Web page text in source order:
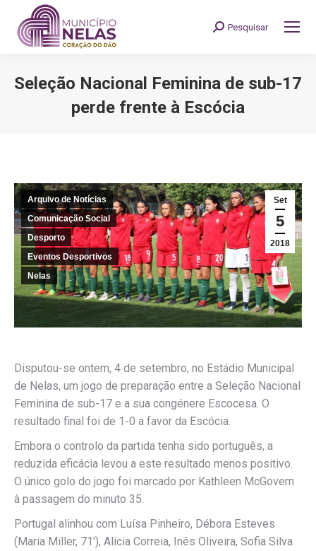
Search:
Pesquisar
Seleção Nacional Feminina de sub-17
perde frente à Escócia
Set
5
2018
Arquivo de Notícias
Comunicação Social
Desporto
Eventos Desportivos
Nelas
Disputou-se ontem, 4 de setembro, no Estádio Municipal
de Nelas, um jogo de preparação entre a Seleção Nacional
Feminina de sub-17 e a sua congénere Escocesa. O
resultado final foi de 1-0 a favor da Escócia.
Embora o controlo da partida tenha sido português, a
reduzida eficácia levou a este resultado menos positivo.
O único golo do jogo foi marcado por Kathleen McGovern
à passagem do minuto 35.
Portugal alinhou com Luísa Pinheiro, Débora Esteves
(Maria Miller, 71′), Alícia Correia, Inês Oliveira, Sofia Silva